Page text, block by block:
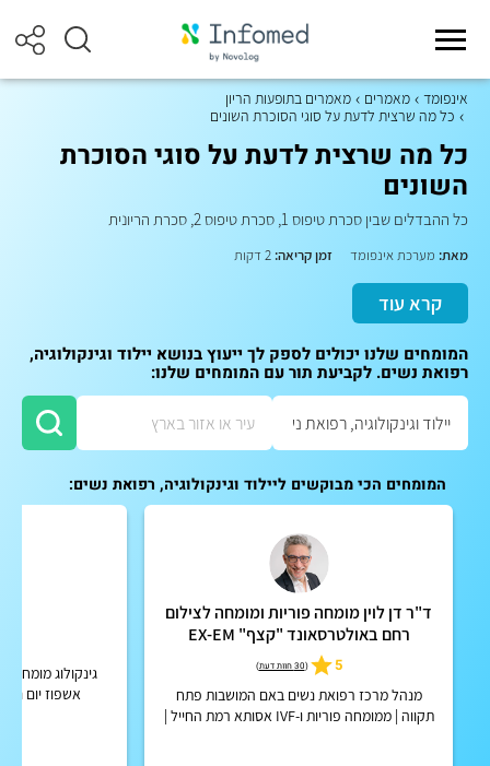
אינפומד מאמרים
מאמרים בתופעות הריון
כל מה שרצית לדעת על סוגי הסוכרת השונים
כל מה שרצית לדעת על סוגי הסוכרת
השונים
כל ההבדלים שבין סכרת טיפוס 1, סכרת טיפוס 2, סכרת הריונית
מאת: מערכת אינפומד זמן קריאה:
קרא עוד
המומחים שלנו יכולים לספק לך ייעוץ בנושא יילוד וגינקולוגיה,
רפואת נשים. לקביעת תור עם המומחים שלנו:
המומחים הכי מבוקשים ליילוד וגינקולוגיה, רפואת נשים:
ד"ר דן לוין מומחה פוריות ומומחה לצילום
רחם באולטרסאונד "קצף" EX-EM
5
(30 חוות דעת )
מנהל מרכז רפואת נשים באם המושבות פתח
תקווה | ממומחה פוריות ו-IVF אסותא רמת החייל |
גינקולוג מומחה
אשפוז יום